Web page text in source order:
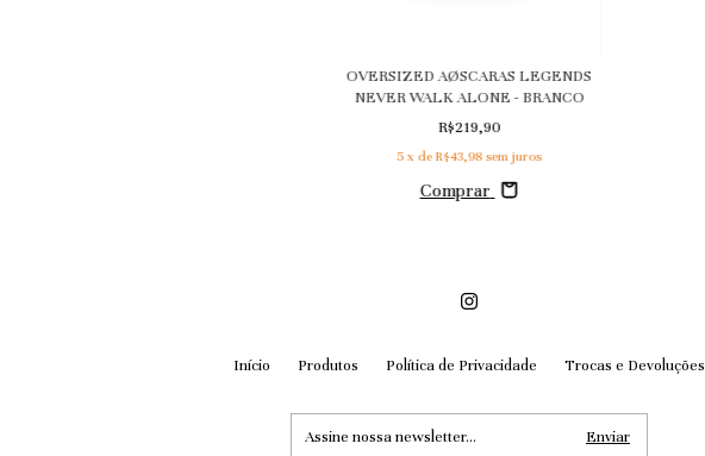
OVERSIZED AØSCARAS LEGENDS
NEVER WALK ALONE - BRANCO
R$219,90
5 x de R$43,98 sem juros
Comprar
Início Produtos Política de Privacidade Trocas e Devoluções